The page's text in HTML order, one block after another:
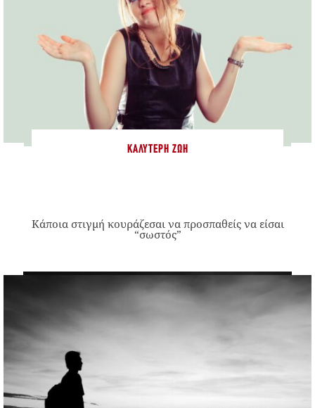
ΚΑΛΎΤΕΡΗ ΖΩΉ
Κάποια στιγμή κουράζεσαι να προσπαθείς να είσαι
“σωστός”